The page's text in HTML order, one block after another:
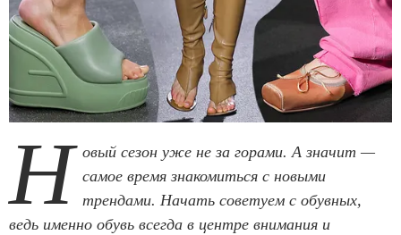
Н овый сезон уже не за горами. А значит —
самое время знакомиться с новыми
трендами. Начать советуем с обувных,
ведь именно обувь всегда в центре внимания и